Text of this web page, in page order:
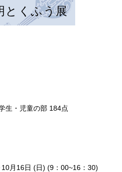
とくふう展
生・児童の部 184点
月16日 (日) (9：00~16：30)